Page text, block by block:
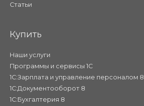
Статьи
Купить
Наши услуги
Программы и сервисы 1С
1С:Зарплата и управление персоналом 8
1С:Документооборот 8
1С:Бухгалтерия 8